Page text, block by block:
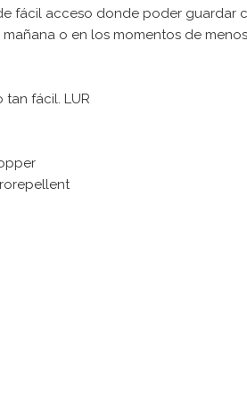
fácil acceso donde poder
o en los momentos de
fácil. LUR